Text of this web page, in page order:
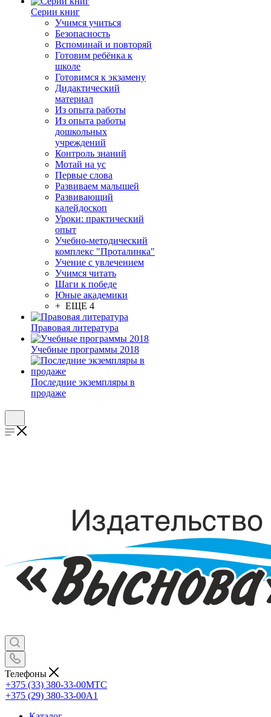
Серии книг
Учимся учиться
Безопасность
Вспоминай и повторяй
Готовим ребёнка к
школе
Готовимся к экзамену
Дидактический
материал
Из опыта работы
Из опыта работы
дошкольных
учреждений
Контроль знаний
Мотай на ус
Первые слова
Развиваем малышей
Развивающий
калейдоскоп
Уроки: практический
опыт
Учебно-методический
комплекс "Проталинка"
Учение с увлечением
Учимся читать
Шаги к победе
Юные академики
+ ЕЩЕ 4
Правовая литература
Учебные программы 2018
Последние экземпляры в
продаже
Телефоны
+375 (33) 380-33-00МТС
+375 (29) 380-33-00А1